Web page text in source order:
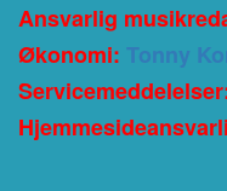
Ansvarlig
Økonomi: Tonny